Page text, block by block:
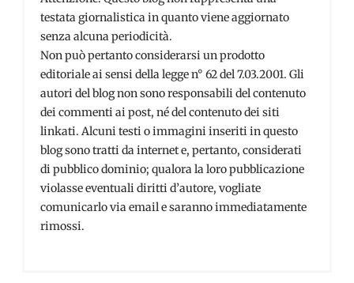
testata giornalistica in quanto viene aggiornato
senza alcuna periodicità.
Non può pertanto considerarsi un prodotto
editoriale ai sensi della legge n° 62 del 7.03.2001. Gli
autori del blog non sono responsabili del contenuto
dei commenti ai post, né del contenuto dei siti
linkati. Alcuni testi o immagini inseriti in questo
blog sono tratti da internet e, pertanto, considerati
di pubblico dominio; qualora la loro pubblicazione
violasse eventuali diritti d’autore, vogliate
comunicarlo via email e saranno immediatamente
rimossi.